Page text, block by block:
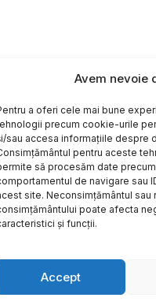
Avem nevoie
a oferi cele mai bune
precum cookie-urile
sau accesa informațiile despre
pentru aceste
să procesăm date precum
de navigare sau
site. Neconsimțământul sau
poate afecta
și funcții.
Accept